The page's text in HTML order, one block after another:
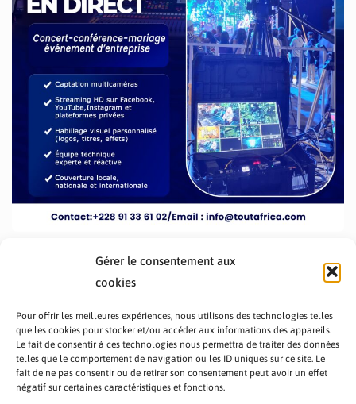
Gérer le consentement aux
cookies
Pour offrir les meilleures expériences, nous utilisons des technologies telles
que les cookies pour stocker et/ou accéder aux informations des appareils.
Le fait de consentir à ces technologies nous permettra de traiter des données
telles que le comportement de navigation ou les ID uniques sur ce site. Le
fait de ne pas consentir ou de retirer son consentement peut avoir un effet
négatif sur certaines caractéristiques et fonctions.
PRÉSENTATION TOUTAFRICA
A PROPOS